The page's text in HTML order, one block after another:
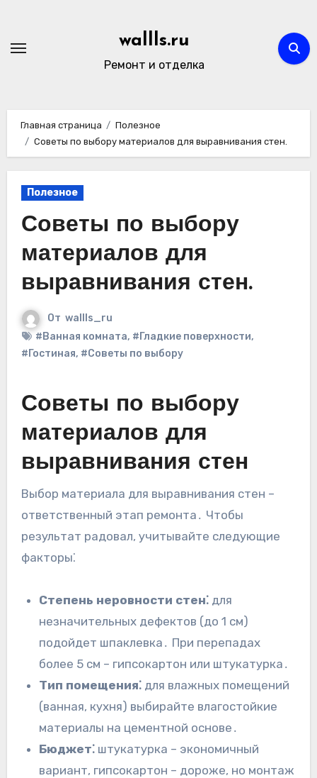
содержимому
wallls.ru
Ремонт и отделка
Главная страница
Полезное
Советы по выбору материалов для выравнивания стен.
Полезное
Советы по выбору
материалов для
выравнивания стен.
От wallls_ru
#Ванная комната, #Гладкие поверхности,
#Гостиная, #Советы по выбору
Советы по выбору
материалов для
выравнивания стен
Выбор материала для выравнивания стен –
ответственный этап ремонта․ Чтобы
результат радовал, учитывайте следующие
факторы⁚
Степень неровности стен⁚ для
незначительных дефектов (до 1 см)
подойдет шпаклевка․ При перепадах
более 5 см – гипсокартон или штукатурка․
Тип помещения⁚ для влажных помещений
(ванная, кухня) выбирайте влагостойкие
материалы на цементной основе․
Бюджет⁚ штукатурка – экономичный
вариант, гипсокартон – дороже, но монтаж